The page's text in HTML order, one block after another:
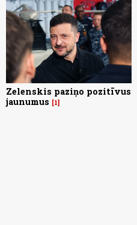
Zelenskis paziņo pozitīvus
jaunumus
1